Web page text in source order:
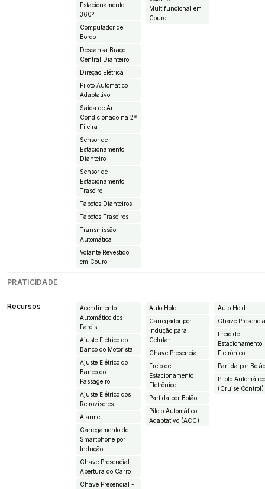
Estacionamento
360º
Computador de
Bordo
Descansa Braço
Central Dianteiro
Direção Elétrica
Piloto Automático
Adaptativo
Saída de Ar-
Condicionado na 2ª
Fileira
Sensor de
Estacionamento
Dianteiro
Sensor de
Estacionamento
Traseiro
Tapetes Dianteiros
Tapetes Traseiros
Transmissão
Automática
Volante Revestido
em Couro
Multifuncional em
Couro
PRATICIDADE
Recursos
Acendimento
Automático dos
Faróis
Ajuste Elétrico do
Banco do Motorista
Ajuste Elétrico do
Banco do
Passageiro
Ajuste Elétrico dos
Retrovisores
Alarme
Carregamento de
Smartphone por
Indução
Chave Presencial -
Abertura do Carro
Chave Presencial -
Auto Hold
Carregador por
Indução para
Celular
Chave Presencial
Freio de
Estacionamento
Eletrônico
Partida por Botão
Piloto Automático
Adaptativo (ACC)
Auto Hold
Chave
Freio de
Estacionamento
Eletrônico
Partida por
Piloto
(Cruise Control)